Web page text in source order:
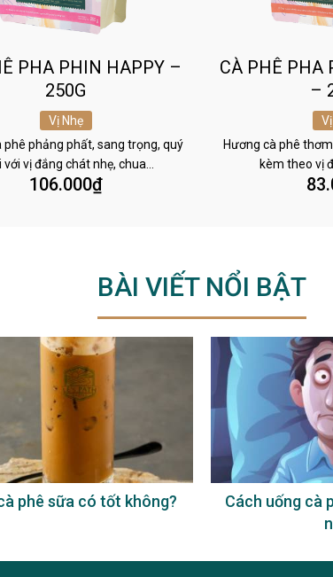
PHA PHIN HAPPY –
250G
Vị Nhẹ
phê phảng phất, sang trọng, quý
với vị đắng chát nhẹ, chua…
106.000₫
CÀ PHÊ PHA
–
Hương cà phê
kèm theo vị
BÀI VIẾT NỔI BẬT
phê sữa có tốt không?
Cách uống cà